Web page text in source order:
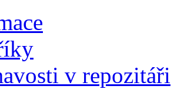
v repozitáři